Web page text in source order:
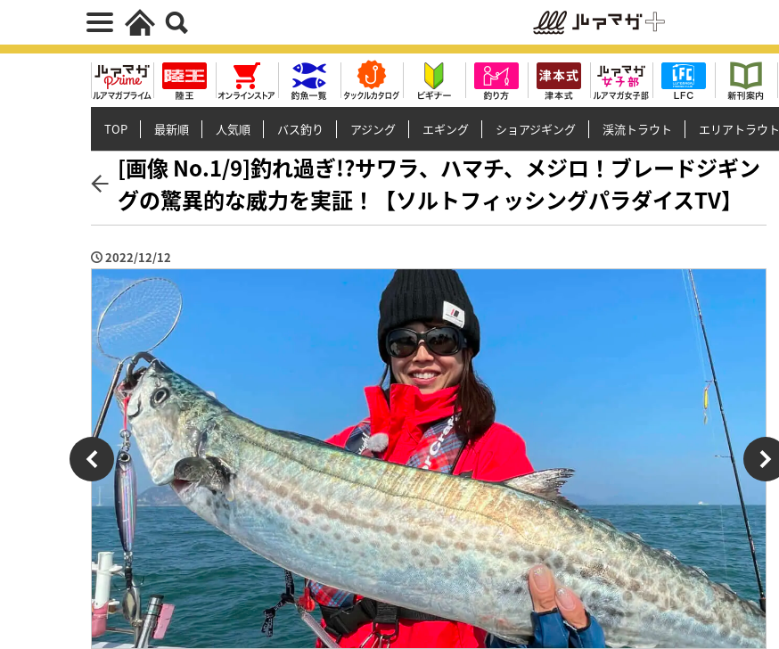
TOP 最新順 人気順 バス釣り アジング エギング ショアジギング 渓流トラウト エリアトラウト
[画像 No.1/9]釣れ過ぎ!?サワラ、ハマチ、メジロ！ブレードジギン
グの驚異的な威力を実証！【ソルトフィッシングパラダイスTV】
2022/12/12